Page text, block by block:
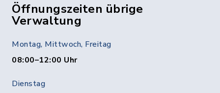
Öffnungszeiten übrige
Verwaltung
Montag, Mittwoch, Freitag
08:00–12:00 Uhr
Dienstag